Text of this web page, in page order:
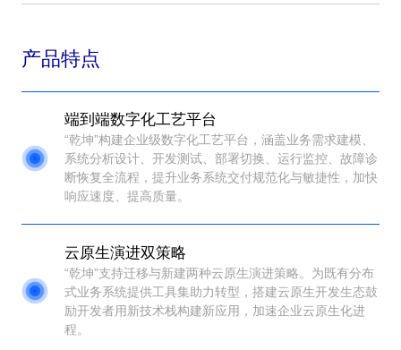
产品特点
端到端数字化工艺平台
“乾坤”构建企业级数字化工艺平台，涵盖业务需求建模、
系统分析设计、开发测试、部署切换、运行监控、故障诊
断恢复全流程，提升业务系统交付规范化与敏捷性，加快
响应速度、提高质量。
云原生演进双策略
“乾坤”支持迁移与新建两种云原生演进策略。为既有分布
式业务系统提供工具集助力转型，搭建云原生开发生态鼓
励开发者用新技术栈构建新应用，加速企业云原生化进
程。